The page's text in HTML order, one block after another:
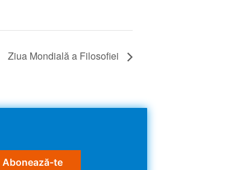
Ziua Mondială a Filosofiei
Abonează-te